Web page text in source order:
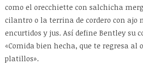
como el orecchiette con salchicha
cilantro o la terrina de cordero con ajo
encurtidos y jus. Así define Bentley su
«Comida bien hecha, que te regresa al
platillos».